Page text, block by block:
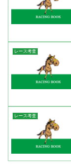
レース考査
レース考査